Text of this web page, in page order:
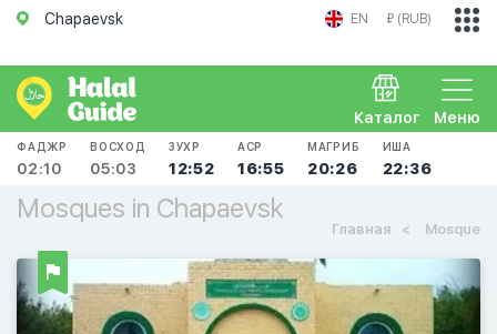
Chapaevsk EN ₽ (RUB)
Меню
Каталог
ФАДЖР
02:10
ВОСХОД
05:03
ЗУХР
12:52
АСР
16:55
МАГРИБ
20:26
ИША
22:36
Mosques in Chapaevsk
Главная Mosque